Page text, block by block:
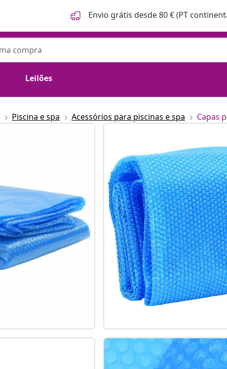
Envio grátis desde 80 € (PT
Leilões
Piscina e spa Acessórios para piscinas e spa Capas